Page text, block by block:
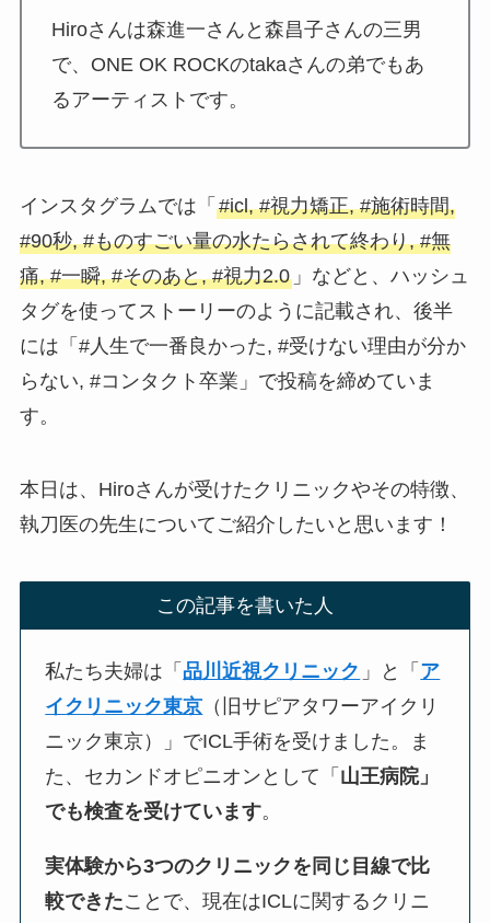
Hiroさんは森進一さんと森昌子さんの三男
で、ONE OK ROCKのtakaさんの弟でもあ
るアーティストです。
インスタグラムでは「 #icl, #視力矯正, #施術時間,
#90秒, #ものすごい量の水たらされて終わり, #無
痛, #一瞬, #そのあと, #視力2.0」などと、ハッシュ
タグを使ってストーリーのように記載され、後半
には「 #人生で一番良かった, #受けない理由が分か
らない, #コンタクト卒業」で投稿を締めていま
す。
本日は、Hiroさんが受けたクリニックやその特徴、
執刀医の先生についてご紹介したいと思います！
この記事を書いた人
私たち夫婦は「 品川近視クリニック 」と「 ア
イクリニック東京 （旧サピアタワーアイクリ
ニック東京）」でICL手術を受けました。ま
た、セカンドオピニオンとして「 山王病院」
でも検査を受けています。
実体験から3つのクリニックを同じ目線で比
較できたことで、現在はICLに関するクリニ